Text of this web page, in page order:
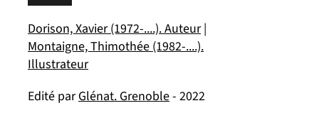
Dorison, Xavier (1972-....). Auteur|
Montaigne, Thimothée (1982-....).
Illustrateur
Edité parGlénat. Grenoble- 2022